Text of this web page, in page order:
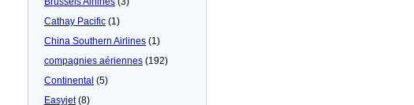
Cathay Pacific (1)
China Southern Airlines (1)
compagnies aériennes (192)
Continental (5)
Easyjet(8)